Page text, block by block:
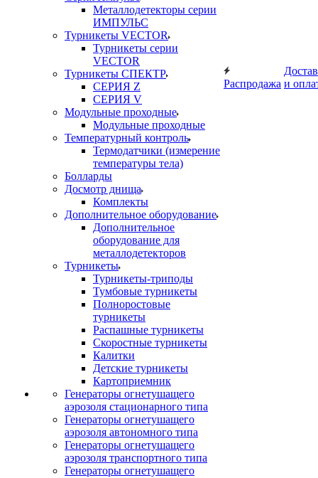
Металлодетекторы серии
ИМПУЛЬС
Турникеты VECTOR
Турникеты серии
VECTOR
Турникеты СПЕКТР
СЕРИЯ Z
СЕРИЯ V
Модульные проходные
Модульные проходные
Температурный контроль
Термодатчики (измерение
температуры тела)
Болларды
Досмотр днища
Комплекты
Дополнительное оборудование
Дополнительное
оборудование для
металлодетекторов
Турникеты
Турникеты-триподы
Тумбовые турникеты
Полноростовые
турникеты
Распашные турникеты
Скоростные турникеты
Калитки
Детские турникеты
Картоприемник
Генераторы огнетушащего
аэрозоля стационарного типа
Генераторы огнетушащего
аэрозоля автономного типа
Генераторы огнетушащего
аэрозоля транспортного типа
Генераторы огнетушащего
Распродажа и